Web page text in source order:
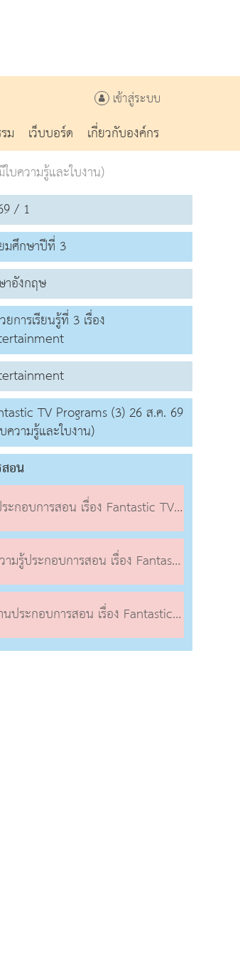
เข้าสู่ระบบ
ม เว็บบอร์ด
เกี่ยวกับองค์กร
บความรู้และใบงาน)
/ 1
มศึกษาปีที่ 3
าอังกฤษ
การเรียนรู้ที่ 3 เรื่อง
TV Programs (3) 26 ส.ค. 69
ความรู้และใบงาน)
อน
อบการสอน เรื่อง Fantastic TV Programs (3)
รู้ประกอบการสอน เรื่อง Fantastic TV Programs (3)
ระกอบการสอน เรื่อง Fantastic TV Programs (3)